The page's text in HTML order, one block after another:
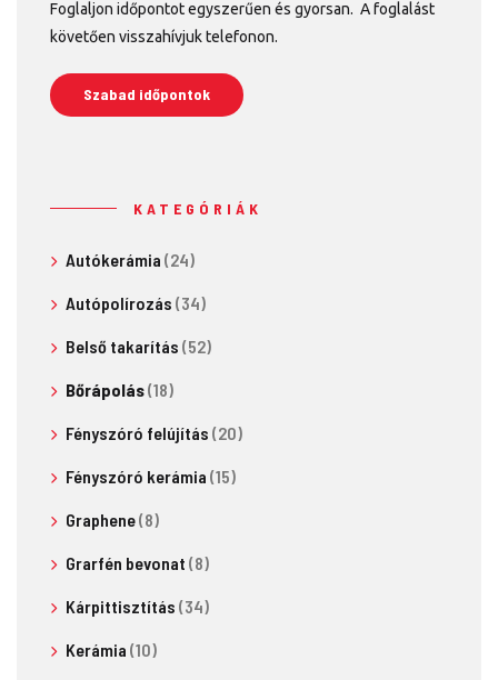
Foglaljon időpontot egyszerűen és gyorsan. A foglalást
követően visszahívjuk telefonon.
Szabad időpontok
KATEGÓRIÁK
Autókerámia (24)
Autópolírozás (34)
Belső takarítás (52)
Bőrápolás(18)
Fényszóró felújítás (20)
Fényszóró kerámia (15)
Graphene(8)
Grarfén bevonat (8)
Kárpittisztítás (34)
Kerámia (10)